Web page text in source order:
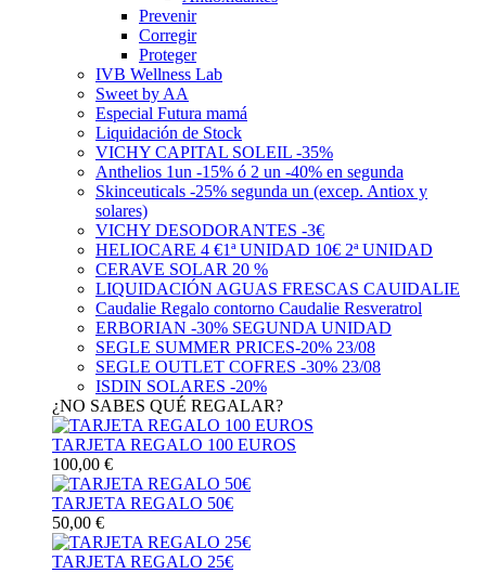
Prevenir
Corregir
Proteger
IVB Wellness Lab
Sweet by AA
Especial Futura mamá
Liquidación de Stock
VICHY CAPITAL SOLEIL -35%
Anthelios 1un -15% ó 2 un -40% en segunda
Skinceuticals -25% segunda un (excep. Antiox y
solares)
VICHY DESODORANTES -3€
HELIOCARE 4 €1ª UNIDAD 10€ 2ª UNIDAD
CERAVE SOLAR 20 %
LIQUIDACIÓN AGUAS FRESCAS CAUIDALIE
Caudalie Regalo contorno Caudalie Resveratrol
ERBORIAN -30% SEGUNDA UNIDAD
SEGLE SUMMER PRICES-20% 23/08
SEGLE OUTLET COFRES -30% 23/08
ISDIN SOLARES -20%
¿NO SABES QUÉ REGALAR?
TARJETA REGALO 100 EUROS
100,00 €
TARJETA REGALO 50€
50,00 €
TARJETA REGALO 25€